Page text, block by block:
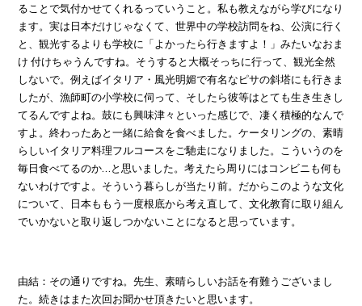
ることで気付かせてくれるっていうこと。私も教えながら学びになり
ます。実は日本だけじゃなくて、世界中の学校訪問をね、公演に行く
と、観光するよりも学校に「よかったら行きますよ！」みたいなおま
け 付けちゃうんですね。そうすると大概そっちに行って、観光全然
しないで。例えばイタリア・風光明媚で有名なピサの斜塔にも行きま
したが、漁師町の小学校に伺って、そしたら彼等はとても生き生きし
てるんですよね。鼓にも興味津々といった感じで、凄く積極的なんで
すよ。終わったあと一緒に給食を食べました。ケータリングの、素晴
らしいイタリア料理フルコースをご馳走になりました。こういうのを
毎日食べてるのか…と思いました。考えたら周りにはコンビニも何も
ないわけですよ。そういう暮らしが当たり前。だからこのような文化
について、日本ももう一度根底から考え直して、文化教育に取り組ん
でいかないと取り返しつかないことになると思っています。
由結：その通りですね。先生、素晴らしいお話を有難うございまし
た。続きはまた次回お聞かせ頂きたいと思います。